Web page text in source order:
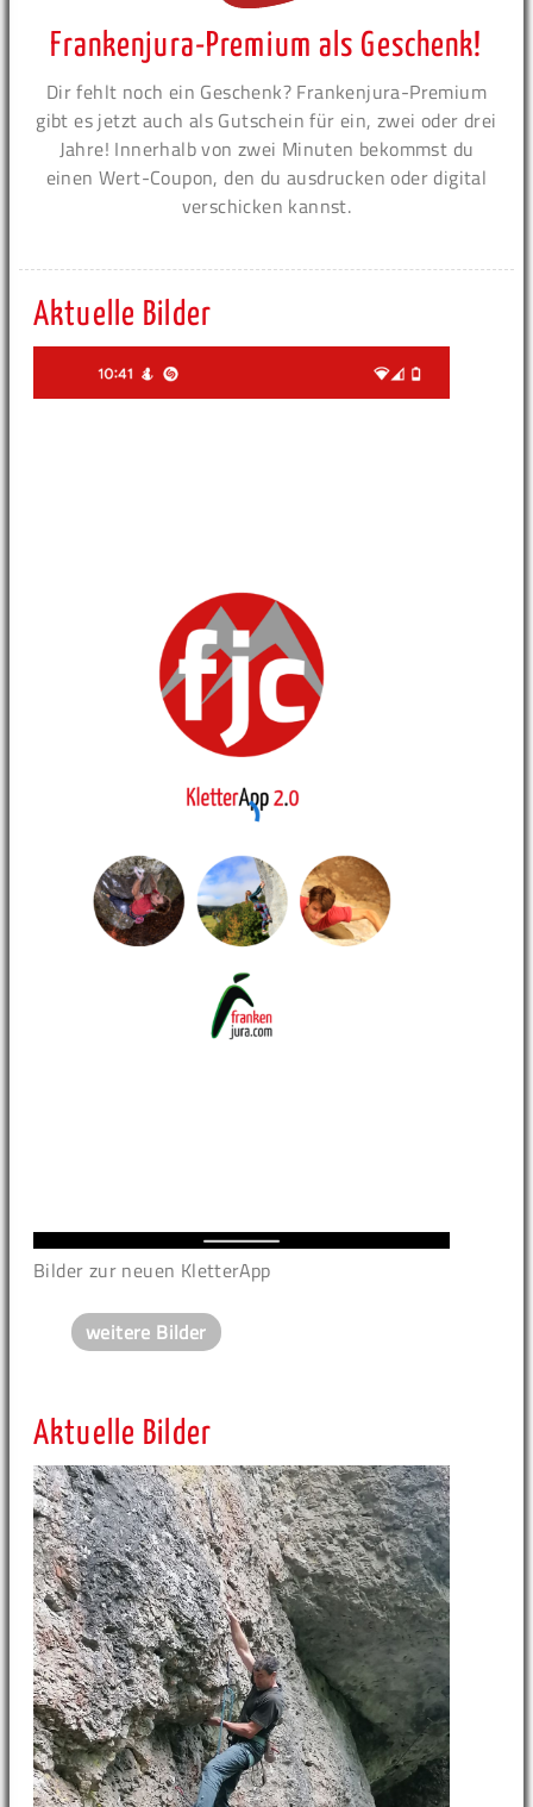
Frankenjura-Premium als Geschenk!
Dir fehlt noch ein Geschenk? Frankenjura-Premium
gibt es jetzt auch als Gutschein für ein, zwei oder drei
Jahre! Innerhalb von zwei Minuten bekommst du
einen Wert-Coupon, den du ausdrucken oder digital
verschicken kannst.
Aktuelle Bilder
Bilder zur neuen KletterApp
weitere Bilder
Aktuelle Bilder